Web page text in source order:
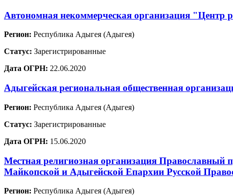
Автономная некоммерческая организация
Регион: Республика Адыгея (Адыгея)
Статус: Зарегистрированные
Дата ОГРН: 22.06.2020
Адыгейская региональная общественная
Регион: Республика Адыгея (Адыгея)
Статус: Зарегистрированные
Дата ОГРН: 15.06.2020
Местная религиозная организация Православный
Майкопской и Адыгейской Епархии Русской
Регион: Республика Адыгея (Адыгея)